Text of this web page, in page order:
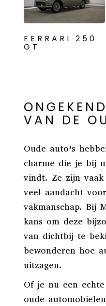
FERRARI 250
GT
VAN DE
Oude auto’s
charme die je bij
vindt. Ze zijn
veel aandacht
vakmanschap. Bij
kans om deze
van dichtbij te
bewonderen hoe
uitzagen.
Of je nu een
oude